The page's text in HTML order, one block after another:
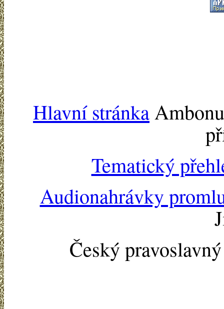
Hlavní stránka
Tematický
Audionahrávky
Český